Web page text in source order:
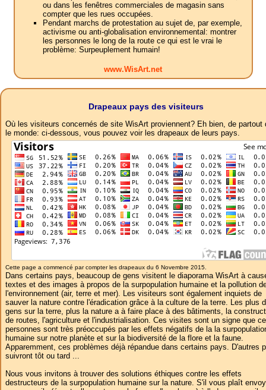
ou dans les fenêtres commerciales de magasin sans
compter que les rues occupées.
Pendant marchs de protestation au sujet de, par exemple,
activisme ou anti-globalisation environnemental: montrer
les personnes le long de la route ce qui est le vrai le
problème: Surpeuplement humain!
www.WisArt.net
Drapeaux pays des visiteurs
Où les visiteurs concernés de site WisArt proviennent? Eh bien, de partout
le monde: ci-dessous, vous pouvez voir les drapeaux de leurs pays.
Cette page a commencé par compter les drapeaux du 6 Novembre 2015.
Dans certains pays, beaucoup de gens visitent le diaporama WisArt à
textes et des images à propos de la surpopulation humaine et la pollution
l'environnement (air, terre et mer). Les visiteurs sont également inquiets de
sauver la nature contre l'éradication grâce à la culture de la terre. Les plus
gens sur la terre, plus la nature a à faire place à des bâtiments, la
de routes, l'agriculture et l'industrialisation. Ces visites sont un signe que
personnes sont très préoccupés par les effets négatifs de la la
humaine sur notre planète et sur la biodiversité de la flore et la faune.
Apparemment, ces problèmes déjà répandue dans certains pays. D'autres
suivront tôt ou tard ...
Nous vous invitons à trouver des solutions éthiques contre les effets
destructeurs de la surpopulation humaine sur la nature. S'il vous plaît